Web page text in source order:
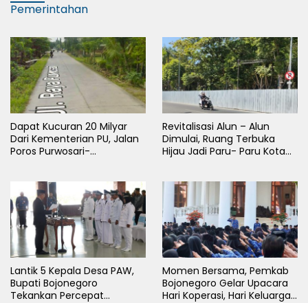
Pemerintahan
Dapat Kucuran 20 Milyar
Dari Kementerian PU, Jalan
Poros Purwosari-
Revitalisasi Alun – Alun
Dimulai, Ruang Terbuka
Hijau Jadi Paru- Paru Kota
Lantik 5 Kepala Desa PAW,
Bupati Bojonegoro
Tekankan Percepat
Momen Bersama, Pemkab
Bojonegoro Gelar Upacara
Hari Koperasi, Hari Keluarga